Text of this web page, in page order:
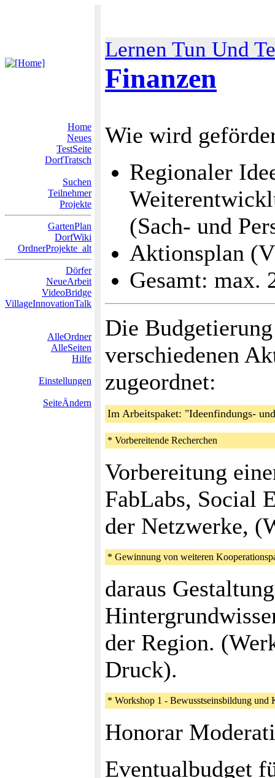
Lernen Tun Und
Finanzen
Home
Neues
TestSeite
DorfTratsch
Suchen
Teilnehmer
Projekte
GartenPlan
DorfWiki
OrdnerProjekte_alt
Dörfer
NeueArbeit
VideoBridge
VillageInnovationTalk
AlleOrdner
AlleSeiten
Hilfe
Einstellungen
SeiteÄndern
Wie wird
Regionaler
(Sach- und
Aktionsplan
Gesamt: max.
Die
verschiedenen
zugeordnet:
Im Arbeitspaket: "Ideenfindungs-
* Vorbereitende Recherchen
Vorbereitung
FabLabs, Social
der Netzwerke,
* Gewinnung von weiteren
daraus
der Region.
Druck).
* Workshop 1 - Bewusstseinsbildung und
Honorar
Eventualbudget